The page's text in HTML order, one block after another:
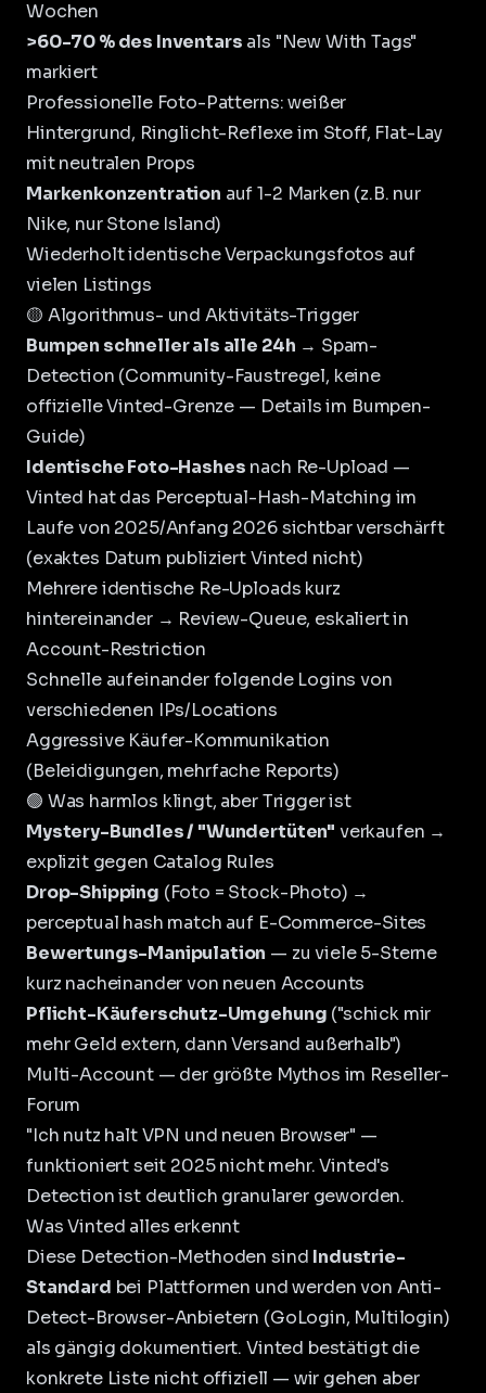
Wochen
>60-70 % des Inventars als "New With Tags"
markiert
Professionelle Foto-Patterns: weißer
Hintergrund, Ringlicht-Reflexe im Stoff, Flat-Lay
mit neutralen Props
Markenkonzentration auf 1-2 Marken (z.B. nur
Nike, nur Stone Island)
Wiederholt identische Verpackungsfotos auf
vielen Listings
🟡 Algorithmus- und Aktivitäts-Trigger
Bumpen schneller als alle 24h → Spam-
Detection (Community-Faustregel, keine
offizielle Vinted-Grenze — Details im Bumpen-
Guide)
Identische Foto-Hashes nach Re-Upload —
Vinted hat das Perceptual-Hash-Matching im
Laufe von 2025/Anfang 2026 sichtbar verschärft
(exaktes Datum publiziert Vinted nicht)
Mehrere identische Re-Uploads kurz
hintereinander → Review-Queue, eskaliert in
Account-Restriction
Schnelle aufeinander folgende Logins von
verschiedenen IPs/Locations
Aggressive Käufer-Kommunikation
(Beleidigungen, mehrfache Reports)
🟢 Was harmlos klingt, aber Trigger ist
Mystery-Bundles / "Wundertüten" verkaufen →
explizit gegen Catalog Rules
Drop-Shipping (Foto = Stock-Photo) →
perceptual hash match auf E-Commerce-Sites
Bewertungs-Manipulation — zu viele 5-Sterne
kurz nacheinander von neuen Accounts
Pflicht-Käuferschutz-Umgehung ("schick mir
mehr Geld extern, dann Versand außerhalb")
Multi-Account — der größte Mythos im Reseller-
Forum
"Ich nutz halt VPN und neuen Browser" —
funktioniert seit 2025 nicht mehr. Vinted's
Detection ist deutlich granularer geworden.
Was Vinted alles erkennt
Diese Detection-Methoden sind Industrie-
Standard bei Plattformen und werden von Anti-
Detect-Browser-Anbietern (GoLogin, Multilogin)
als gängig dokumentiert. Vinted bestätigt die
konkrete Liste nicht offiziell — wir gehen aber